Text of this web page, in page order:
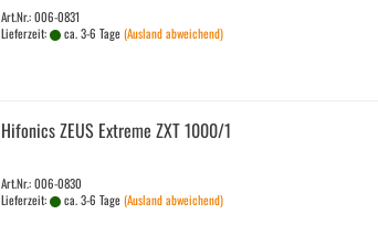
Art.Nr.: 006-0831
Lieferzeit:
ca. 3-6 Tage(Ausland abweichend)
Hi­fo­nics ZEUS Ex­tre­me ZXT 1000/1
Art.Nr.: 006-0830
Lieferzeit:
ca. 3-6 Tage(Ausland abweichend)